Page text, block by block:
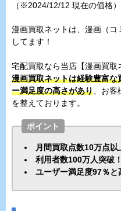
（※2024/12/12 現在の価格）
漫画買取ネットは、漫画（コ
してます！
宅配買取なら当店【漫画買取
漫画買取ネットは経験豊富
ー満足度の高さがあり 、お
を整えております。
ポイント
月間買取点数10万点以
利用者数100万人突破！
ユーザー満足度97％と